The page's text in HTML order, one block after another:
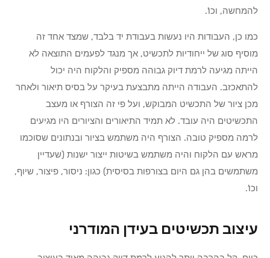
להמחשה, וכו'.
כמו כן, העבודות היו נעשות בעבודת יד בלבד, שמצד אחד זה
מוסיף סוג של ייחודיות לתכשיט, אך מנגד לפעמים התוצאה לא
הייתה מגיעה לרמת דיוק גבוהה מספיק והלקוח היה יכול
להתאכזב. העבודה הייתה מתבצעת בעיקר על בסיס תיאור ולאחר
מכן ציור של התכשיט המבוקש, ועל פי זה הצורף או מעצב
התכשיטים היה עובד. לא תמיד התיאורים והציורים היו מגיעים
לרמה מספיק טובה. הצורף היה משתמש בציור ובנתונים שסוכמו
מראש עם הלקוח והיה משתמש בשיטות ייצור ישנות (שעדיין
משתמשים בהן גם היום בצורפות בסיסית) כגון: ניסור, פיצור, שיוף,
וכו'.
עיצוב תכשיטים בעידן המודרני